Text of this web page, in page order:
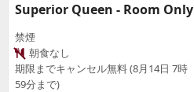
Superior Queen - Room Only
禁煙
朝食なし
期限までキャンセル無料 (8月14日 7時
59分まで)